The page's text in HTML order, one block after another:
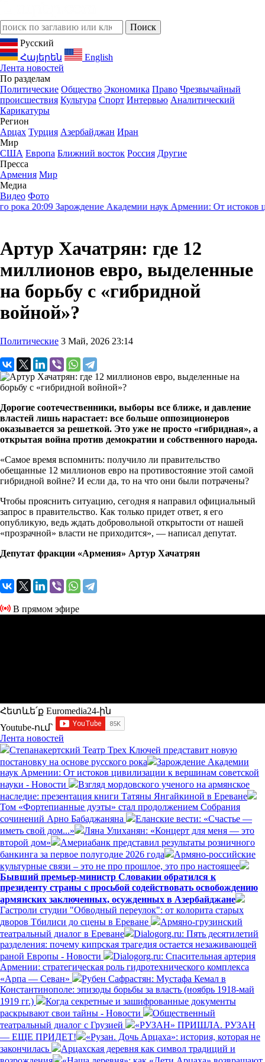
Русский
Հայերեն
English
Лента новостей
По разделам
Политические Общество Экономика Право Чрезвычайный
происшествия Культура Спорт Интервью Аналитический
Карикатуры
Регион
Арцах Турция Азербайджан Иран
Мир
США Европа Ближний восток Россия Другие
Пресса
Армения Мир
Медиа
Видео Фото
20:09Зарождение Академии наук Армении: От истоков
Артур Хачатрян: где 12
миллионов евро, выделенные
на борьбу с «гибридной
войной»?
Политические 3 Май, 2026 23:14
Дорогие соотечественники, выборы все ближе, и давление
властей лишь нарастает: все больше оппозиционеров
оказывается за решеткой. Это уже не просто «гибридная», а
открытая война против демократии и собственного народа.
«Самое время вспомнить: получило ли правительство
обещанные 12 миллионов евро на противостояние этой самой
гибридной войне? И если да, то на что они были потрачены?
Чтобы прояснить ситуацию, сегодня я направил официальный
запрос в правительство. Как только придет ответ, я его
опубликую, ведь ждать добровольной открытости от нашей
«прозрачной» власти не приходится», — написал депутат.
Депутат фракции «Армения» Артур Хачатрян
В прямом эфире
Հետևե՛ք Euromedia24-ին
Youtube-ում`
Лента новостей
Степанакертский Театр Трех Ключей представит новую
постановку на основе русского рока
Зарождение Академии
наук Армении: От истоков цивилизации к вершинам советской
науки - Новости
Взгляд мордовского ученого на армянское
наследие: презентация книги Татяны Янгайкиной в Ереване
Том «Фортепианные дуэты» стал продолжением Собрания
сочинений Арно Бабаджаняна
Еланские вести: «Счастье —
иметь свой дом...»
Ляна Улиханян: «Концерт для меня — это
второй дом»
Америабанк представил результаты розничного
банкинга за первое полугодие 2026 года
Армяно-российские
культурные связи – это не про прошлое, это про настоящее
Бывший премьер-министр Словакии обратился к
президенту страны с просьбой содействовать освобождению
армянских заключенных, осужденных в Азербайджане
Гастроли студии "Обводный переулок": от колорита старых
дворов Тбилиси до сцены в Ереване
Армяно-грузинский
театральный диалог в Ереване
Dialogorg.ru: Пять десятилетий
разделения: почему кипрская трагедия остается незаживающей
раной Европы - Новости
Dialogorg.ru: Спасительная артерия
Армении: стратегическая роль гидротехнического комплекса
«Арпа — Севан»
Рубен Сафрастян: Мустафа Кемал в
Константинополе: эпизоды борьбы за власть (ноябрь 1918-май
1919 гг.)
Когда секретные и зашифрованные документы
раскрывают свои тайны - Новости
Общественный
театральный диалог с Грузией
«РУЗАН» ПРИШЛА. РУЗАН
— ЕЩЕ ПРИДЕТ!
«Рузан. Дочь Арцаха»: история, которая не
закончилась
Арцахская деревня как символ традиций и